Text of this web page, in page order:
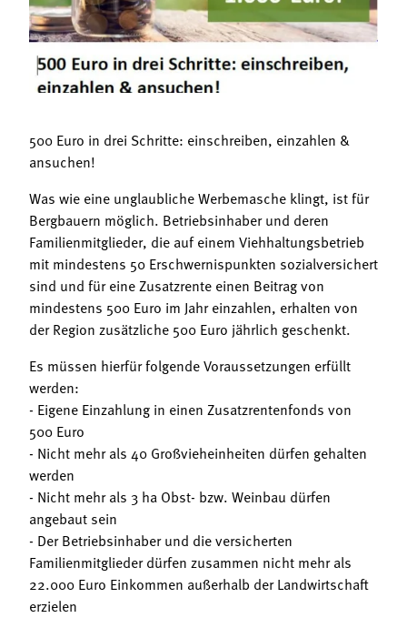
Mitgliedschaft
Landessekretariat
Bäuerliche Buffets
Hofgeschichten
500 Euro in drei Schritte: einschreiben, einzahlen &
ansuchen!
Was wie eine unglaubliche Werbemasche klingt, ist für
Bergbauern möglich. Betriebsinhaber und deren
Familienmitglieder, die auf einem Viehhaltungsbetrieb
mit mindestens 50 Erschwernispunkten sozialversichert
sind und für eine Zusatzrente einen Beitrag von
mindestens 500 Euro im Jahr einzahlen, erhalten von
der Region zusätzliche 500 Euro jährlich geschenkt.
Es müssen hierfür folgende Voraussetzungen erfüllt
werden:
- Eigene Einzahlung in einen Zusatzrentenfonds von
500 Euro
- Nicht mehr als 40 Großvieheinheiten dürfen gehalten
werden
- Nicht mehr als 3 ha Obst- bzw. Weinbau dürfen
angebaut sein
- Der Betriebsinhaber und die versicherten
Familienmitglieder dürfen zusammen nicht mehr als
22.000 Euro Einkommen außerhalb der Landwirtschaft
erzielen